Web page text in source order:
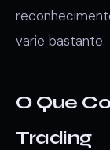
varie bastante.
O Que
Trading